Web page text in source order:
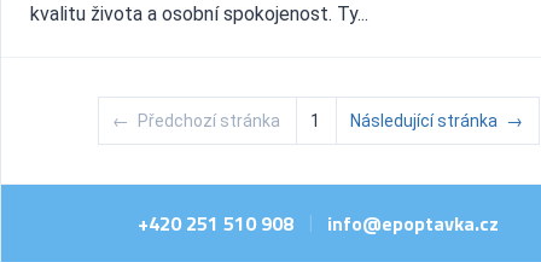
kvalitu života a osobní spokojenost. Ty...
← Předchozí stránka 1 Následující stránka →
+420 251 510 908 | info@epoptavka.cz